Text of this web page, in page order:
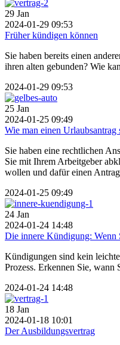
29 Jan
2024-01-29 09:53
Früher kündigen können
Sie haben bereits einen
ihren alten gebunden? Wie
2024-01-29 09:53
25 Jan
2024-01-25 09:49
Wie man einen Urlaubsantrag
Sie haben eine rechtlichen
Sie mit Ihrem Arbeitgeber
wollen und dafür einen
2024-01-25 09:49
24 Jan
2024-01-24 14:48
Die innere Kündigung: Wenn
Kündigungen sind kein
Prozess. Erkennen Sie, wann
2024-01-24 14:48
18 Jan
2024-01-18 10:01
Der Ausbildungsvertrag